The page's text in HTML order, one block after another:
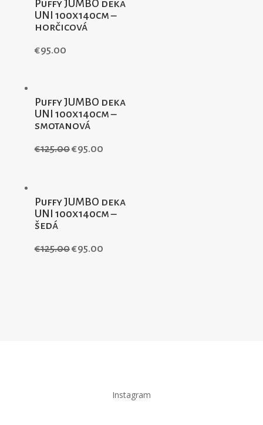
Puffy JUMBO deka
UNI 100x140cm –
horčicová
€95.00
Puffy JUMBO deka
UNI 100x140cm –
smotanová
€125.00€95.00
Puffy JUMBO deka
UNI 100x140cm –
šedá
€125.00€95.00
Instagram